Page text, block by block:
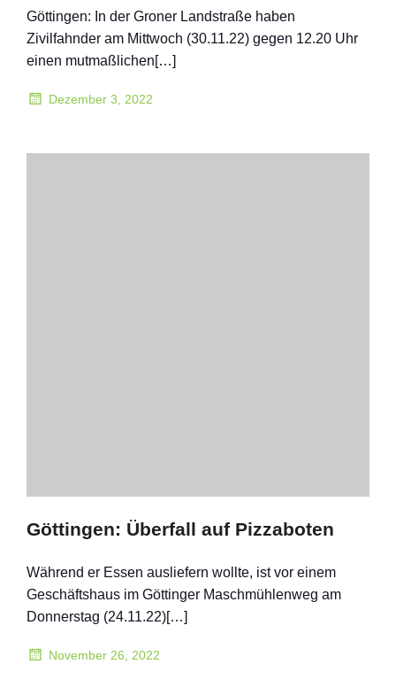
Göttingen: In der Groner Landstraße haben
Zivilfahnder am Mittwoch (30.11.22) gegen 12.20 Uhr
einen mutmaßlichen[…]
Dezember 3, 2022
Göttingen: Überfall auf Pizzaboten
Während er Essen ausliefern wollte, ist vor einem
Geschäftshaus im Göttinger Maschmühlenweg am
Donnerstag (24.11.22)[…]
November 26, 2022